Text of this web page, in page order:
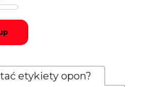
etykiety opon?